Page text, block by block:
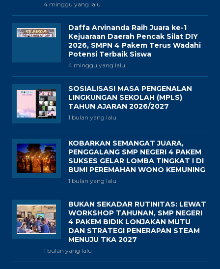
4 minggu yang lalu
Daffa Arvinanda Raih Juara ke-1
Kejuaraan Daerah Pencak Silat DIY
2026, SMPN 4 Pakem Terus Wadahi
Potensi Terbaik Siswa
4 minggu yang lalu
SOSIALISASI MASA PENGENALAN
LINGKUNGAN SEKOLAH (MPLS)
TAHUN AJARAN 2026/2027
1 bulan yang lalu
KOBARKAN SEMANGAT JUARA,
PENGGALANG SMP NEGERI 4 PAKEM
SUKSES GELAR LOMBA TINGKAT I DI
BUMI PEREMAHAN WONO KEMUNING
1 bulan yang lalu
BUKAN SEKADAR RUTINITAS: LEWAT
WORKSHOP TAHUNAN, SMP NEGERI
4 PAKEM BIDIK LONJAKAN MUTU
DAN STRATEGI PENERAPAN STEAM
MENUJU TKA 2027
1 bulan yang lalu